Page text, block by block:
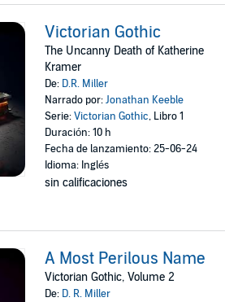
Victorian Gothic
The Uncanny Death of Katherine
Kramer
De: D.R. Miller
Narrado por:Jonathan Keeble
Serie:Victorian Gothic, Libro 1
Duración: 10 h
Fecha de lanzamiento: 25-06-24
Idioma: Inglés
sin calificaciones
A Most Perilous Name
Victorian Gothic, Volume 2
De: D. R. Miller